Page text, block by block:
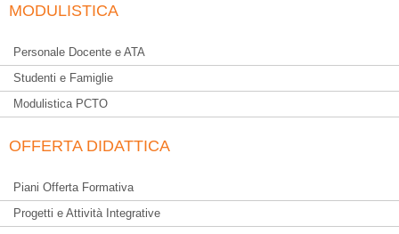
MODULISTICA
Personale Docente e ATA
Studenti e Famiglie
Modulistica PCTO
OFFERTA DIDATTICA
Piani Offerta Formativa
Progetti e Attività Integrative